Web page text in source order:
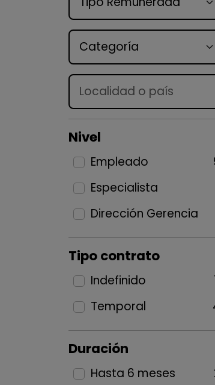
Categoría
Lugar
Nivel
Empleado
Especialista
Dirección Gerencia
Tipo contrato
Indefinido
Temporal
Duración
Hasta 6 meses